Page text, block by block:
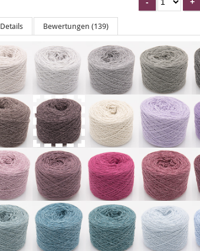
Details Bewertungen (139)